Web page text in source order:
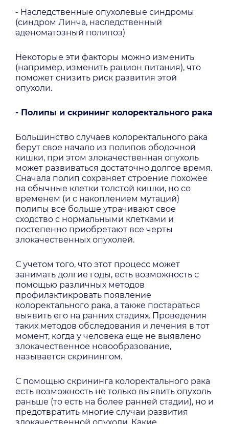
- Наследственные опухолевые синдромы
(синдром Линча, наследственный
аденоматозный полипоз)
Некоторые эти факторы можно изменить
(например, изменить рацион питания), что
поможет снизить риск развития этой
опухоли.
- Полипы и скрининг колоректального рака
Большинство случаев колоректального рака
берут свое начало из полипов ободочной
кишки, при этом злокачественная опухоль
может развиваться достаточно долгое время.
Сначала полип сохраняет строение похожее
на обычные клетки толстой кишки, но со
временем (и с накоплением мутаций)
полипы все больше утрачивают свое
сходство с нормальными клетками и
постепенно приобретают все черты
злокачественных опухолей.
С учетом того, что этот процесс может
занимать долгие годы, есть возможность с
помощью различных методов
профилактикровать появление
колоректального рака, а также постараться
выявить его на ранних стадиях. Проведения
таких методов обследования и лечения в тот
момент, когда у человека еще не выявлено
злокачественное новообразование,
называется скринингом.
С помощью скрининга колоректального рака
есть возможность не только выявить опухоль
раньше (то есть на более ранней стадии), но и
предотвратить многие случаи развития